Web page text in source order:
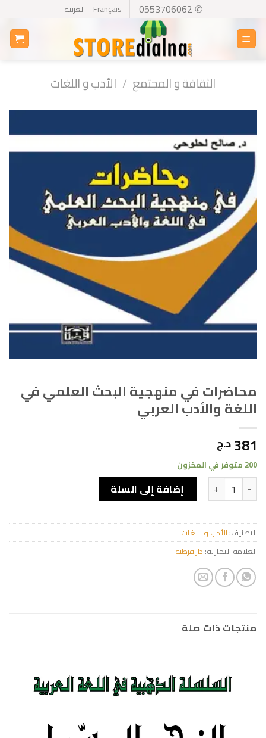
content
✆ 0553706062
Français العربية
الثقافة و المجتمع / الأدب و اللغات
محاضرات في منهجية البحث العلمي في
اللغة والأدب العربي
381د.ج
200 متوفر في المخزون
كمية محاضرات في منهجية البحث العلمي في اللغة والأدب العربي
إضافة إلى السلة
التصنيف: الأدب و اللغات
العلامة التجارية: دار قرطبة
منتجات ذات صلة